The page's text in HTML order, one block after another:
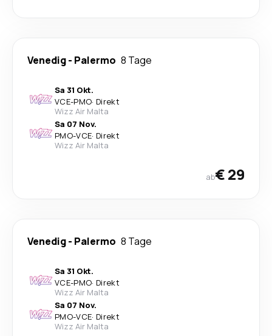
Venedig- Palermo 8 Tage
Sa 31 Okt.
VCE-PMO· Direkt
Wizz Air Malta
Sa 07 Nov.
PMO-VCE· Direkt
Wizz Air Malta
ab€ 29
Venedig- Palermo 8 Tage
Sa 31 Okt.
VCE-PMO· Direkt
Wizz Air Malta
Sa 07 Nov.
PMO-VCE· Direkt
Wizz Air Malta